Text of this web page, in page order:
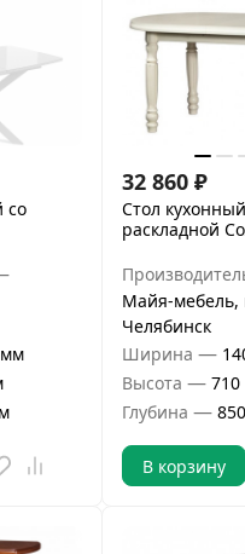
со
32 860 ₽
Стол кухонный
раскладной
Майя-мебель,
Челябинск
Ширина —
Высота —
Глубина —
В корзину